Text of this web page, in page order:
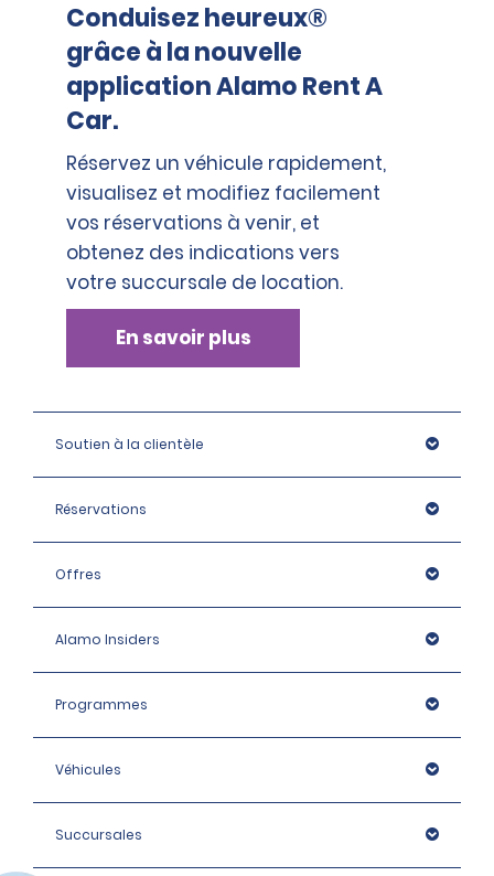
Conduisez heureux®
grâce à la nouvelle
application Alamo Rent A
Car.
Réservez un véhicule rapidement,
visualisez et modifiez facilement
vos réservations à venir, et
obtenez des indications vers
votre succursale de location.
En savoir plus
Soutien à la clientèle
Réservations
Offres
Alamo Insiders
Programmes
Véhicules
Succursales